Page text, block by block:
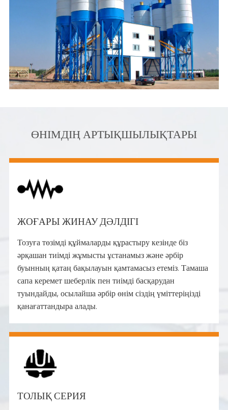
ӨНІМДІҢ АРТЫҚШЫЛЫҚТАРЫ
ЖОҒАРЫ ЖИНАУ ДӘЛДІГІ
Тозуға төзімді құймаларды құрастыру кезінде біз
әрқашан тиімді жұмысты ұстанамыз және әрбір
буынның қатаң бақылауын қамтамасыз етеміз. Тамаша
сапа керемет шеберлік пен тиімді басқарудан
туындайды, осылайша әрбір өнім сіздің үміттеріңізді
қанағаттандыра алады.
ТОЛЫҚ СЕРИЯ